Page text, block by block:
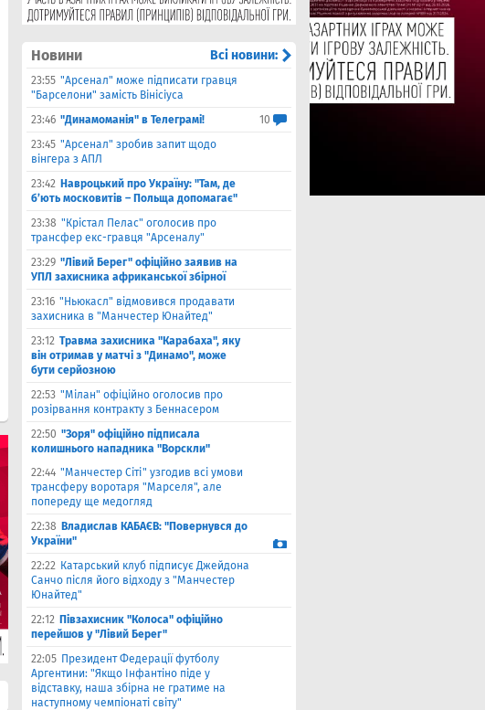
Новини Всі новини:
23:55 "Арсенал" може підписати гравця
"Барселони" замість Вінісіуса
23:46 "Динамоманія" в Телеграмі!
10
23:45 "Арсенал" зробив запит щодо
вінгера з АПЛ
23:42 Навроцький про Україну: "Там, де
б’ють московитів – Польща допомагає"
23:38 "Крістал Пелас" оголосив про
трансфер екс-гравця "Арсеналу"
23:29 "Лівий Берег" офіційно заявив на
УПЛ захисника африканської збірної
23:16 "Ньюкасл" відмовився продавати
захисника в "Манчестер Юнайтед"
23:12 Травма захисника "Карабаха", яку
він отримав у матчі з "Динамо", може
бути серйозною
22:53 "Мілан" офіційно оголосив про
розірвання контракту з Беннасером
22:50 "Зоря" офіційно підписала
колишнього нападника "Ворскли"
22:44 "Манчестер Сіті" узгодив всі умови
трансферу воротаря "Марселя", але
попереду ще медогляд
22:38 Владислав КАБАЄВ: "Повернувся до
України"
22:22 Катарський клуб підписує Джейдона
Санчо після його відходу з "Манчестер
Юнайтед"
22:12 Півзахисник "Колоса" офіційно
перейшов у "Лівий Берег"
22:05 Президент Федерації футболу
Аргентини: "Якщо Інфантіно піде у
відставку, наша збірна не гратиме на
наступному чемпіонаті світу"